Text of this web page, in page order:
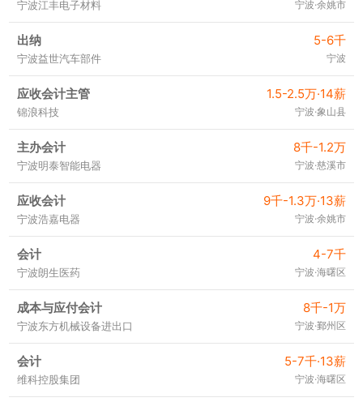
宁波江丰电子材料 宁波·余姚市
出纳 5-6千
宁波益世汽车部件 宁波
应收会计主管 1.5-2.5万·14薪
锦浪科技 宁波·象山县
主办会计 8千-1.2万
宁波明泰智能电器 宁波·慈溪市
应收会计 9千-1.3万·13薪
宁波浩嘉电器 宁波·余姚市
会计 4-7千
宁波朗生医药 宁波·海曙区
成本与应付会计 8千-1万
宁波东方机械设备进出口 宁波·鄞州区
会计 5-7千·13薪
维科控股集团 宁波·海曙区